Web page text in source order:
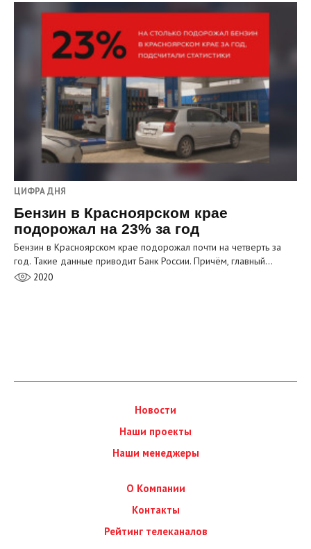
ЦИФРА ДНЯ
Бензин в Красноярском крае
подорожал на 23% за год
Бензин в Красноярском крае подорожал почти на четверть за
год. Такие данные приводит Банк России. Причём, главный…
2020
Новости
Наши проекты
Наши менеджеры
О Компании
Контакты
Рейтинг телеканалов